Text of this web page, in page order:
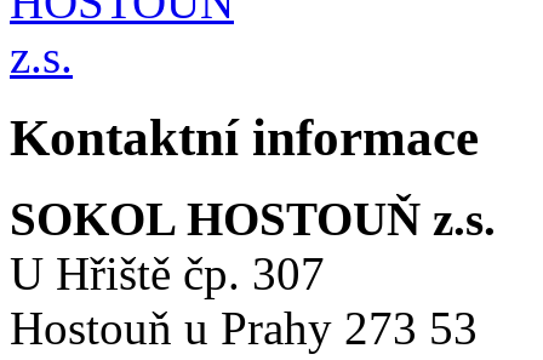
Kontaktní informace
SOKOL HOSTOUŇ z.s.
U Hřiště čp. 307
Hostouň u Prahy 273 53